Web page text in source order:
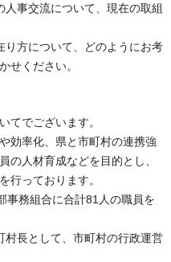
人事交流について、現在の取組
り方について、どのようにお考
せください。
てでございます。
効率化、県と市町村の連携強
の人材育成などを目的とし、
行っております。
事務組合に合計81人の職員を
村長として、市町村の行政運営